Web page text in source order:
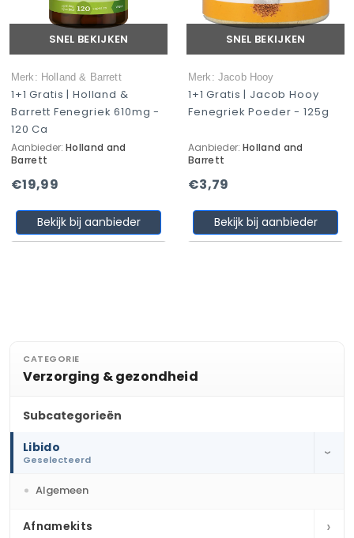
SNEL BEKIJKEN
Merk: Holland & Barrett
1+1 Gratis | Holland &
Barrett Fenegriek 610mg -
120 Ca
Aanbieder: Holland and
Barrett
€19,99
Bekijk bij aanbieder
SNEL BEKIJKEN
Merk: Jacob Hooy
1+1 Gratis | Jacob Hooy
Fenegriek Poeder - 125g
Aanbieder: Holland and
Barrett
€3,79
Bekijk bij aanbieder
CATEGORIE
Verzorging & gezondheid
Subcategorieën
Libido
Geselecteerd
›
Algemeen
Afnamekits ›